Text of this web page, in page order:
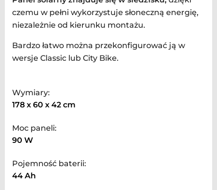
czemu w pełni wykorzystuje słoneczną energię,
niezależnie od kierunku montażu.
Bardzo łatwo można przekonfigurować ją w
wersje Classic lub City Bike.
Wymiary:
178 x 60 x 42 cm
Moc paneli:
90 W
Pojemność baterii:
44 Ah